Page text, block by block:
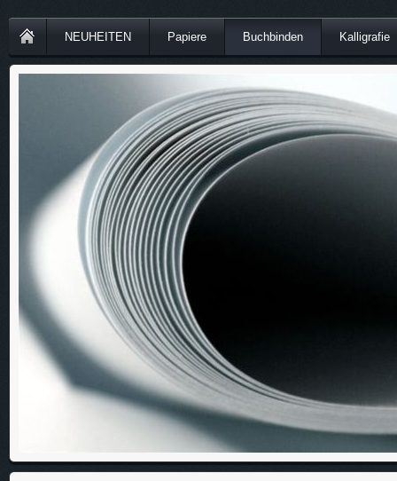
NEUHEITEN Papiere Buchbinden Kalligrafie